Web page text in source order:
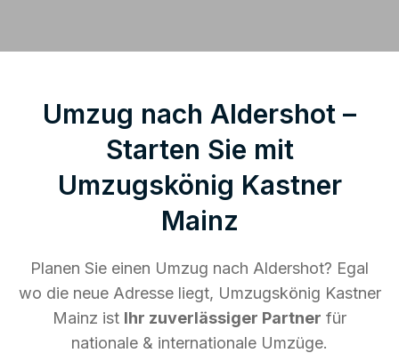
Umzug nach Aldershot –
Starten Sie mit
Umzugskönig Kastner
Mainz
Planen Sie einen Umzug nach Aldershot? Egal
wo die neue Adresse liegt, Umzugskönig Kastner
Mainz ist Ihr zuverlässiger Partner für
nationale & internationale Umzüge.